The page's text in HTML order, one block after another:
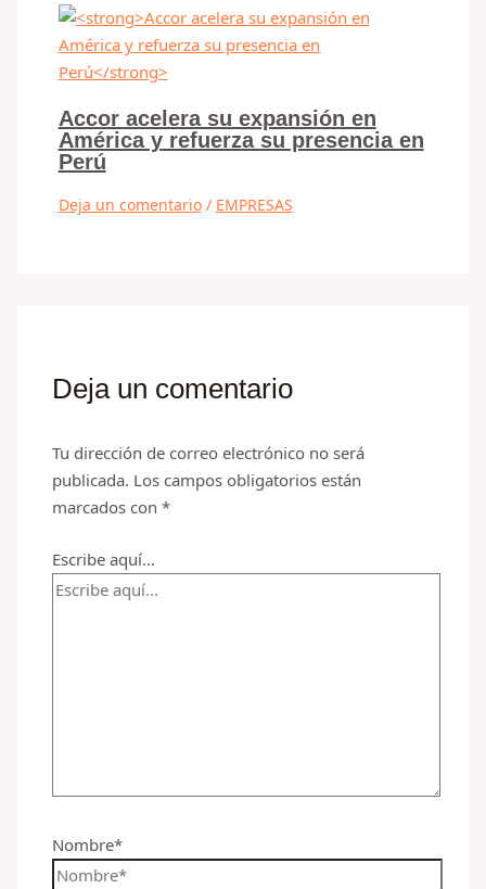
Accor acelera su expansión en
América y refuerza su presencia en
Perú
Deja un comentario / EMPRESAS
Deja un comentario
Tu dirección de correo electrónico no será
publicada. Los campos obligatorios están
marcados con*
Escribe aquí...
Nombre*